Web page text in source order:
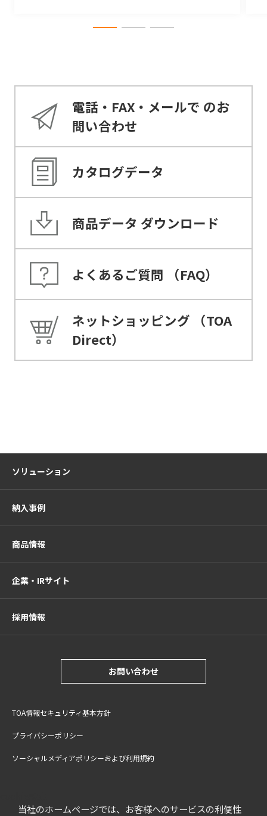
当社のホームページでは、お客様へのサービスの利便性
電話・FAX・メールで のお
問い合わせ
カタログデータ
商品データ ダウンロード
よくあるご質問 （FAQ）
ネットショッピング （TOA
Direct）
ソリューション
納入事例
商品情報
企業・IRサイト
採用情報
お問い合わせ
TOA情報セキュリティ基本方針
プライバシーポリシー
ソーシャルメディアポリシーおよび利用規約
特定商取引法に基づく表記